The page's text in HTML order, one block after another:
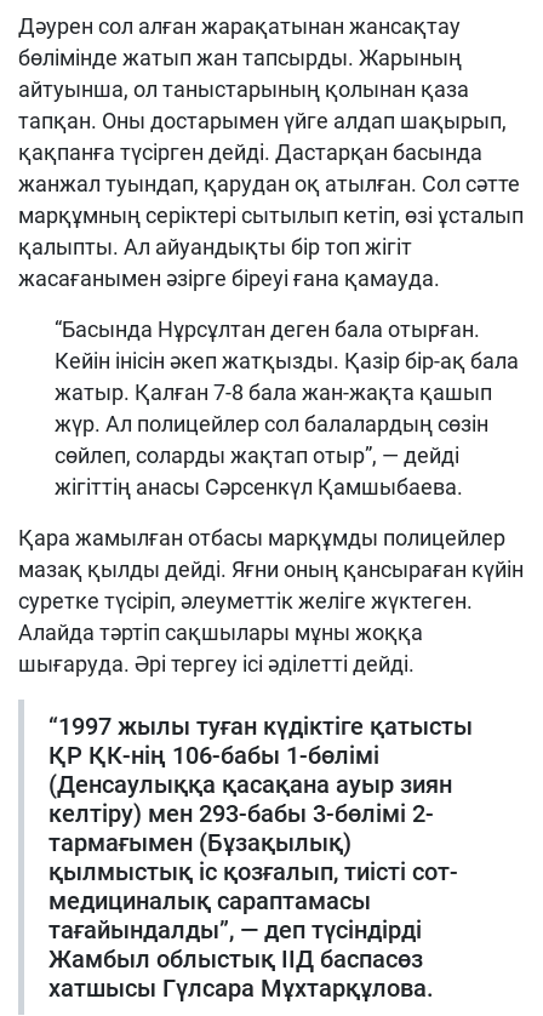
Дәурен сол алған жарақатынан жансақтау
бөлімінде жатып жан тапсырды. Жарының
айтуынша, ол таныстарының қолынан қаза
тапқан. Оны достарымен үйге алдап шақырып,
қақпанға түсірген дейді. Дастарқан басында
жанжал туындап, қарудан оқ атылған. Сол сәтте
марқұмның серіктері сытылып кетіп, өзі ұсталып
қалыпты. Ал айуандықты бір топ жігіт
жасағанымен әзірге біреуі ғана қамауда.
“Басында Нұрсұлтан деген бала отырған.
Кейін інісін әкеп жатқызды. Қазір бір-ақ бала
жатыр. Қалған 7-8 бала жан-жақта қашып
жүр. Ал полицейлер сол балалардың сөзін
сөйлеп, соларды жақтап отыр”, — дейді
жігіттің анасы Сәрсенкүл Қамшыбаева.
Қара жамылған отбасы марқұмды полицейлер
мазақ қылды дейді. Яғни оның қансыраған күйін
суретке түсіріп, әлеуметтік желіге жүктеген.
Алайда тәртіп сақшылары мұны жоққа
шығаруда. Әрі тергеу ісі әділетті дейді.
“1997 жылы туған күдіктіге қатысты
ҚР ҚК-нің 106-бабы 1-бөлімі
(Денсаулыққа қасақана ауыр зиян
келтіру) мен 293-бабы 3-бөлімі 2-
тармағымен (Бұзақылық)
қылмыстық іс қозғалып, тиісті сот-
медициналық сараптамасы
тағайындалды”, — деп түсіндірді
Жамбыл облыстық ІІД баспасөз
хатшысы Гүлсара Мұхтарқұлова.